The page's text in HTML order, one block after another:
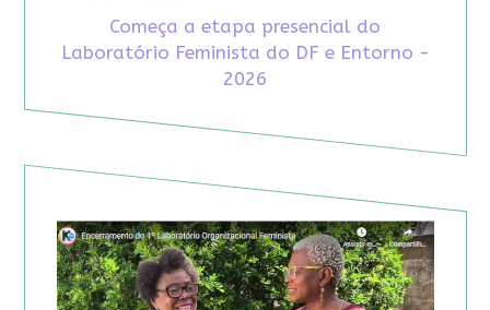
Começa a etapa presencial do
Laboratório Feminista do DF e Entorno -
2026